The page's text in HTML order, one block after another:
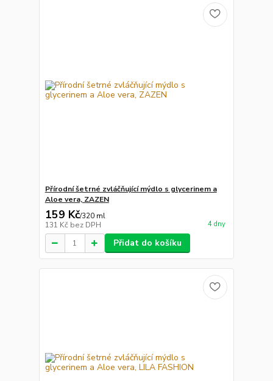
Přírodní šetrné zvláčňující mýdlo s glycerinem a
Aloe vera, ZAZEN
159 Kč/320 ml
131 Kč bez DPH 4 dny
Přidat do košíku